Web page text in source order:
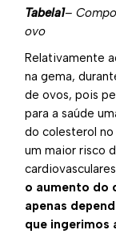
Tabela1–
ovo
Relativamente
na gema,
de ovos, pois
para a saúde
do colesterol
um maior risco
o aumento do
apenas
que ingerimos